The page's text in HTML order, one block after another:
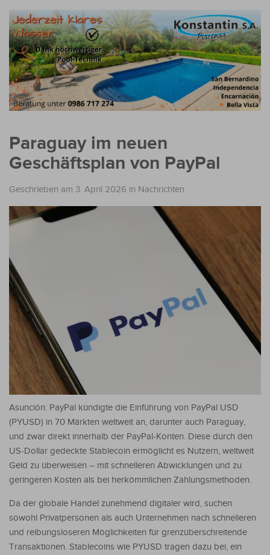
Paraguay im neuen
Geschäftsplan von PayPal
Geschrieben am 3. April 2026 in Nachrichten
Asunción: PayPal kündigte die Einführung von PayPal USD
(PYUSD) in 70 Märkten weltweit an, darunter auch Paraguay,
und zwar direkt innerhalb der PayPal-Konten. Diese durch den
US-Dollar gedeckte Stablecoin ermöglicht es Nutzern, weltweit
Geld zu überweisen – mit schnelleren Abwicklungen und zu
geringeren Kosten als bei herkömmlichen Zahlungsmethoden.
Da der globale Handel zunehmend digitaler wird, suchen
sowohl Privatpersonen als auch Unternehmen nach schnelleren
und reibungsloseren Möglichkeiten für grenzüberschreitende
Transaktionen. Stablecoins wie PYUSD tragen dazu bei, ein